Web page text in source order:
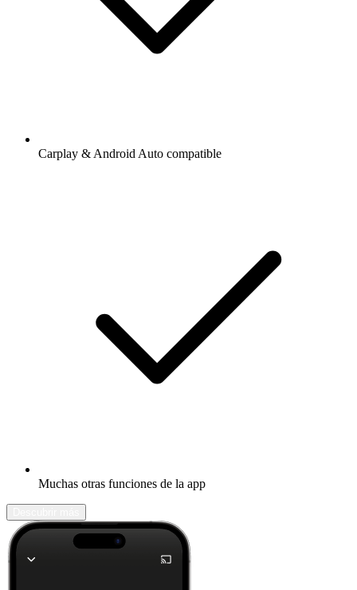
Carplay & Android Auto compatible
Muchas otras funciones de la app